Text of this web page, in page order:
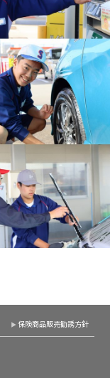
保険商品販売勧誘方針